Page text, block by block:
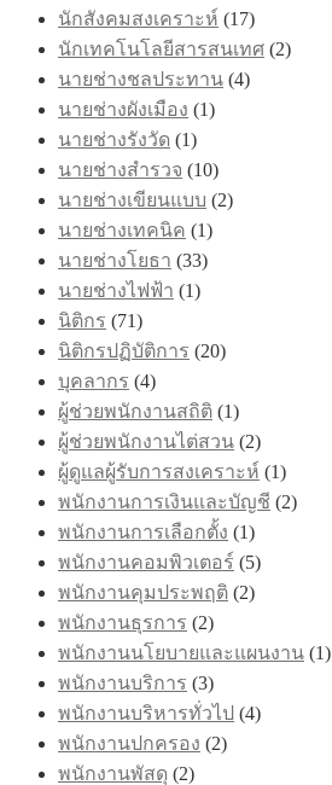
นักสังคมสงเคราะห์ (17)
นักเทคโนโลยีสารสนเทศ (2)
นายช่างชลประทาน (4)
นายช่างผังเมือง (1)
นายช่างรังวัด (1)
นายช่างสำรวจ (10)
นายช่างเขียนแบบ (2)
นายช่างเทคนิค (1)
นายช่างโยธา (33)
นายช่างไฟฟ้า (1)
นิติกร (71)
นิติกรปฏิบัติการ (20)
บุคลากร (4)
ผู้ช่วยพนักงานสถิติ (1)
ผู้ช่วยพนักงานไต่สวน (2)
ผู้ดูแลผู้รับการสงเคราะห์ (1)
พนักงานการเงินและบัญชี (2)
พนักงานการเลือกตั้ง (1)
พนักงานคอมพิวเตอร์ (5)
พนักงานคุมประพฤติ (2)
พนักงานธุรการ (2)
พนักงานนโยบายและแผนงาน (1)
พนักงานบริการ (3)
พนักงานบริหารทั่วไป (4)
พนักงานปกครอง (2)
พนักงานพัสดุ (2)